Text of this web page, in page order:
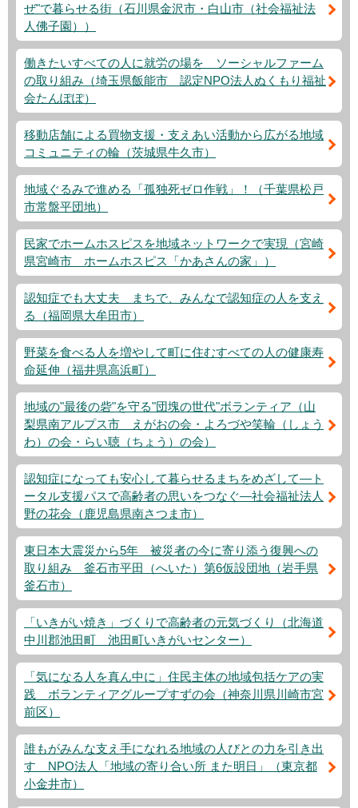
ぜ"で暮らせる街（石川県金沢市・白山市（社会福祉法
人佛子園））
働きたいすべての人に就労の場を ソーシャルファーム
の取り組み（埼玉県飯能市 認定NPO法人ぬくもり福祉
会たんぽぽ）
移動店舗による買物支援・支えあい活動から広がる地域
コミュニティの輪（茨城県牛久市）
地域ぐるみで進める「孤独死ゼロ作戦」！（千葉県松戸
市常盤平団地）
民家でホームホスピスを地域ネットワークで実現（宮崎
県宮崎市 ホームホスピス「かあさんの家」）
認知症でも大丈夫 まちで、みんなで認知症の人を支え
る（福岡県大牟田市）
野菜を食べる人を増やして町に住むすべての人の健康寿
命延伸（福井県高浜町）
地域の"最後の砦"を守る"団塊の世代"ボランティア（山
梨県南アルプス市 えがおの会・よろづや笑輪（しょう
わ）の会・らい聴（ちょう）の会）
認知症になっても安心して暮らせるまちをめざして―ト
ータル支援パスで高齢者の思いをつなぐ―社会福祉法人
野の花会（鹿児島県南さつま市）
東日本大震災から5年 被災者の今に寄り添う復興への
取り組み 釜石市平田（へいた）第6仮設団地（岩手県
釜石市）
「いきがい焼き」づくりで高齢者の元気づくり（北海道
中川郡池田町 池田町いきがいセンター）
「気になる人を真ん中に」住民主体の地域包括ケアの実
践 ボランティアグループすずの会（神奈川県川崎市宮
前区）
誰もがみんな支え手になれる地域の人びとの力を引き出
す NPO法人「地域の寄り合い所 また明日」（東京都
小金井市）